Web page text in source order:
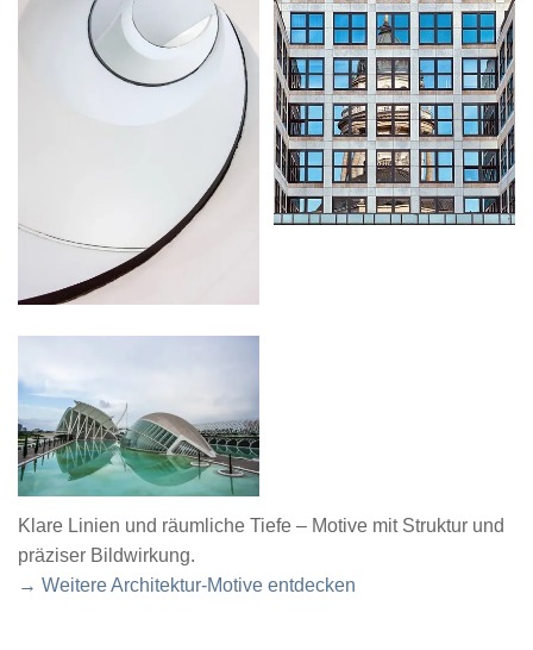
Klare Linien und räumliche Tiefe – Motive mit Struktur und
präziser Bildwirkung.
→ Weitere Architektur-Motive entdecken